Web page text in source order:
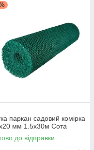
паркан садовий комірка
мм 1.5х30м Сота
до відправки